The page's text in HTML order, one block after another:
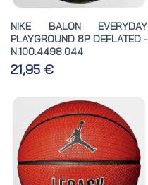
NIKE BALON EVERYDAY
PLAYGROUND 8P DEFLATED -
N.100.4498.044
21,95 €